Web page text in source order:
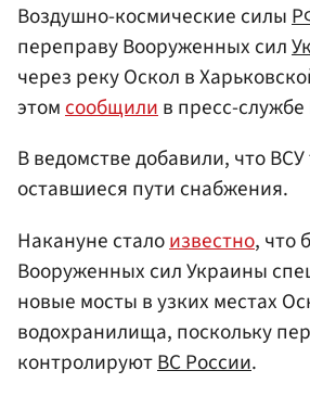
Воздушно-космические силы
переправу Вооруженных сил
через реку Оскол в
этомсообщилив пресс-
В ведомстве добавили, что
оставшиеся пути снабжения.
Накануне сталоизвестно, что
Вооруженных сил Украины
новые мосты в узких местах
водохранилища, поскольку
контролируютВС России.